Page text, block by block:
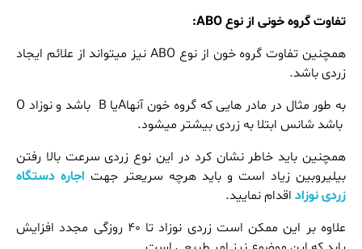
تفاوت گروه خونی از نوعABO:
همچنین تفاوت گروه خون از نوع ABO نیز میتواند از علائم ایجاد
زردی باشد.
به طور مثال در مادر هایی که گروه خون آنهاAیا B باشد و نوزاد O
باشد شانس ابتلا به زردی بیشتر میشود.
همچنین باید خاطر نشان کرد در این نوع زردی سرعت بالا رفتن
بیلیروبین زیاد است و باید هرچه سریعتر جهت اجاره دستگاه
زردی نوزاد اقدام نمایید.
علاوه بر این ممکن است زردی نوزاد تا 40 روزگی مجدد افزایش